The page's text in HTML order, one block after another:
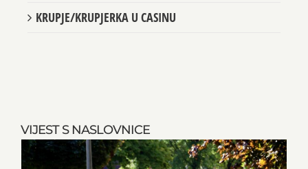
VIJEST S NASLOVNICE
KRUPJE/KRUPJERKA U CASINU